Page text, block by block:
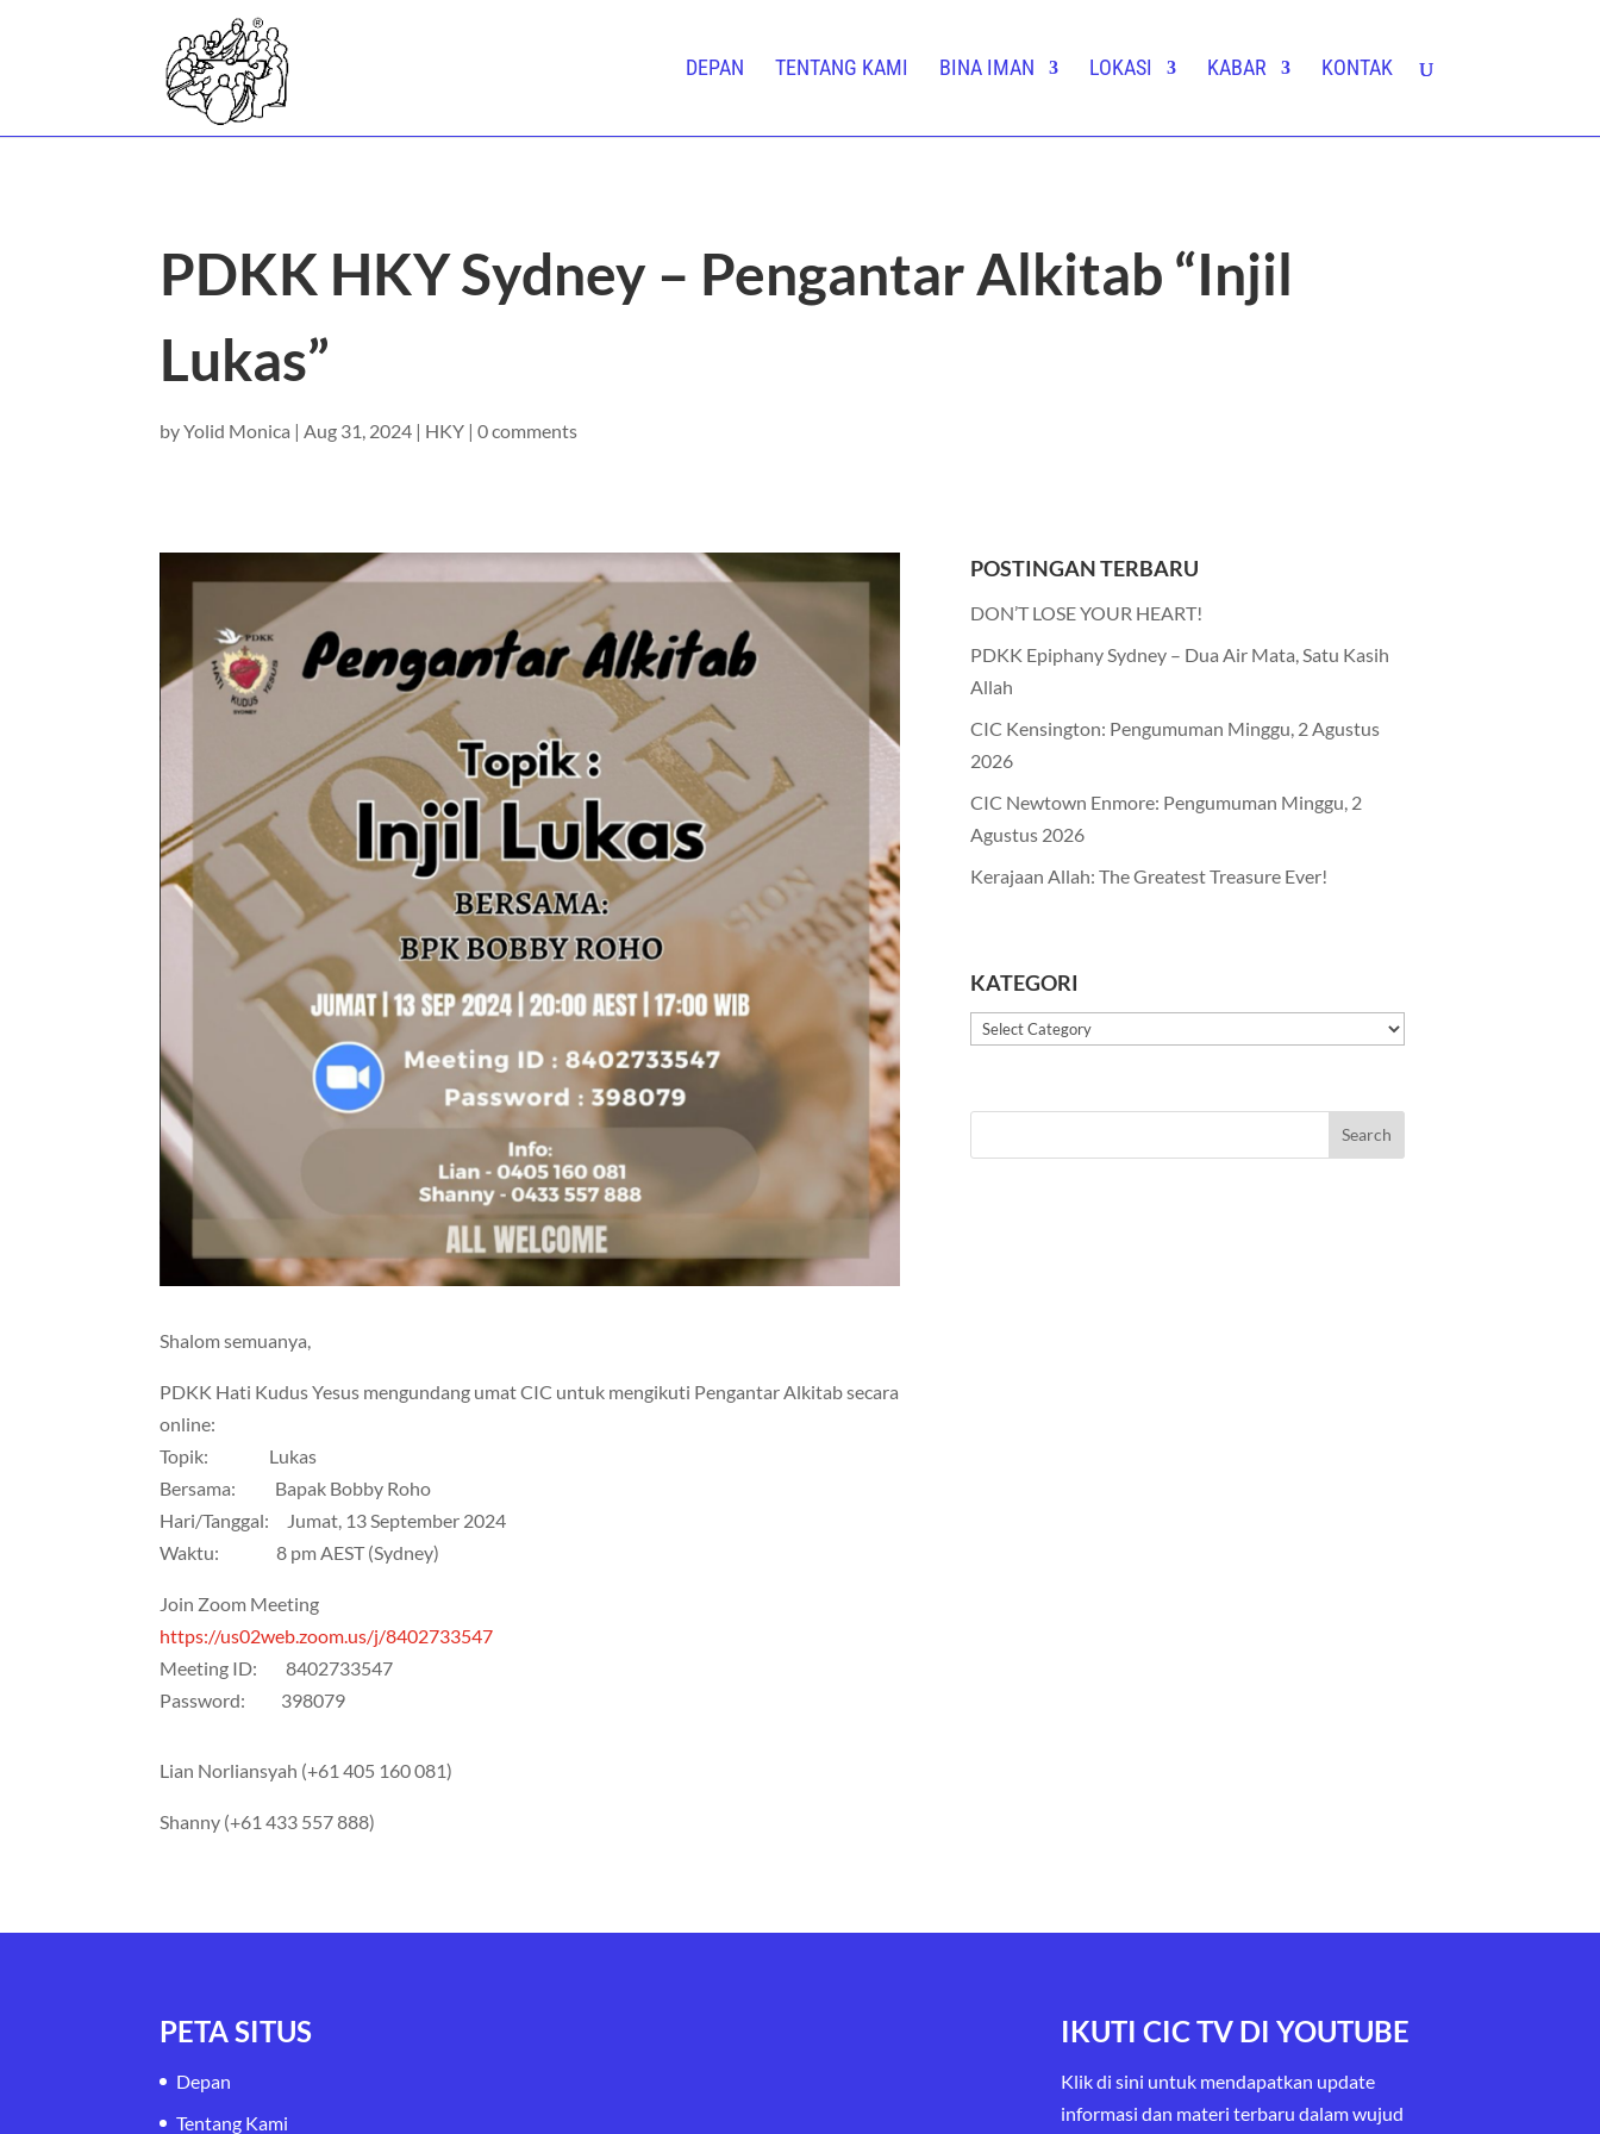
DEPAN TENTANG KAMI BINA IMAN LOKASI KABAR KONTAK
PDKK HKY Sydney – Pengantar Alkitab “Injil
Lukas”
byYolid Monica | Aug 31, 2024 | HKY |0 comments
Shalom semuanya,
PDKK Hati Kudus Yesus mengundang umat CIC untuk mengikuti Pengantar Alkitab secara
online:
Topik: Lukas
Bersama: Bapak Bobby Roho
Hari/Tanggal: Jumat, 13 September 2024
Waktu: 8 pm AEST (Sydney)
Join Zoom Meeting
https://us02web.zoom.us/j/8402733547
Meeting ID: 8402733547
Password: 398079
Lian Norliansyah (+61 405 160 081)
Shanny (+61 433 557 888)
POSTINGAN TERBARU
DON’T LOSE YOUR HEART!
PDKK Epiphany Sydney – Dua Air Mata, Satu Kasih
Allah
CIC Kensington: Pengumuman Minggu, 2 Agustus
2026
CIC Newtown Enmore: Pengumuman Minggu, 2
Agustus 2026
Kerajaan Allah: The Greatest Treasure Ever!
KATEGORI
Kategori
PETA SITUS
Depan
Tentang Kami
IKUTI CIC TV DI YOUTUBE
Klik di sini untuk mendapatkan update
informasi dan materi terbaru dalam wujud